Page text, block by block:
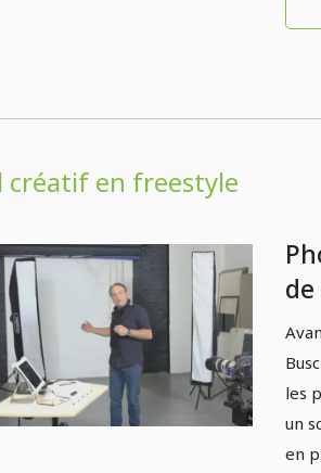
créatif en freestyle
les
un
en